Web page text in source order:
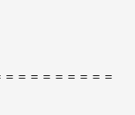
＝＝＝＝＝＝＝＝